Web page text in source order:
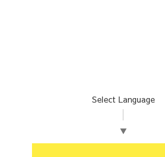
Select Language
▼